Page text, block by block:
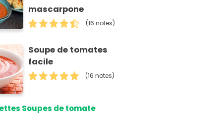
mascarpone
(16 notes)
Soupe de tomates
facile
(16 notes)
Soupes de tomate